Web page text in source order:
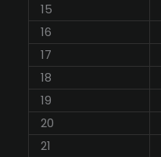
15
16
17
18
19
20
21